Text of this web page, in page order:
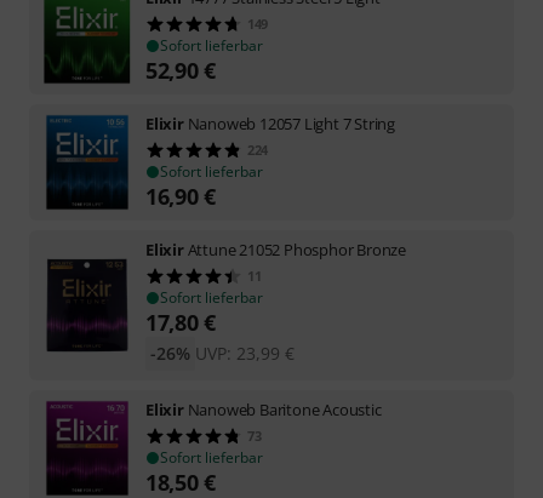
149
Sofort lieferbar
52,90€
Elixir Nanoweb 12057 Light 7 String
224
Sofort lieferbar
16,90€
ElixirAttune 21052 Phosphor Bronze
11
Sofort lieferbar
17,80€
UVP: 23,99 €
-26%
Elixir Nanoweb Baritone Acoustic
73
Sofort lieferbar
18,50€